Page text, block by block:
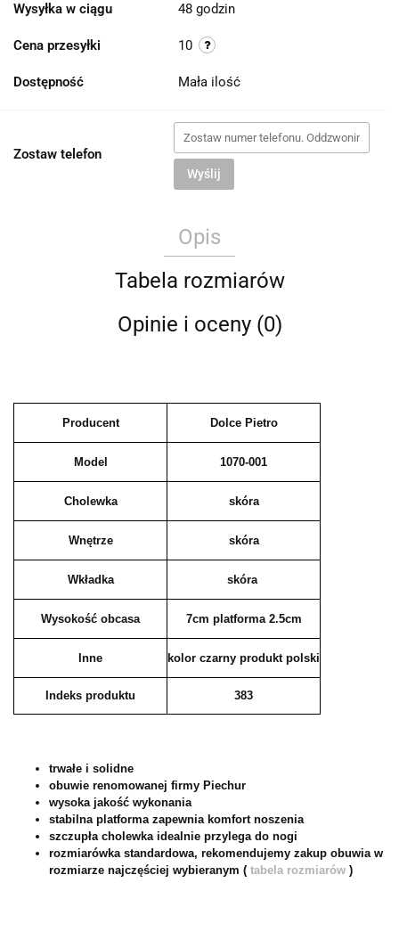
Wysyłka w ciągu 48 godzin
Cena przesyłki 10
Dostępność Mała ilość
Zostaw telefon
Wyślij
Opis
Tabela rozmiarów
Opinie i oceny (0)
Producent Dolce Pietro
Model 1070-001
Cholewka skóra
Wnętrze skóra
Wkładka skóra
Wysokość obcasa 7cm platforma 2.5cm
Inne kolor czarny produkt polski
Indeks produktu 383
trwałe i solidne
obuwie renomowanej firmy Piechur
wysoka jakość wykonania
stabilna platforma zapewnia komfort noszenia
szczupła cholewka idealnie przylega do nogi
rozmiarówka standardowa, rekomendujemy zakup obuwia w
rozmiarze najczęściej wybieranym ( tabela rozmiarów )